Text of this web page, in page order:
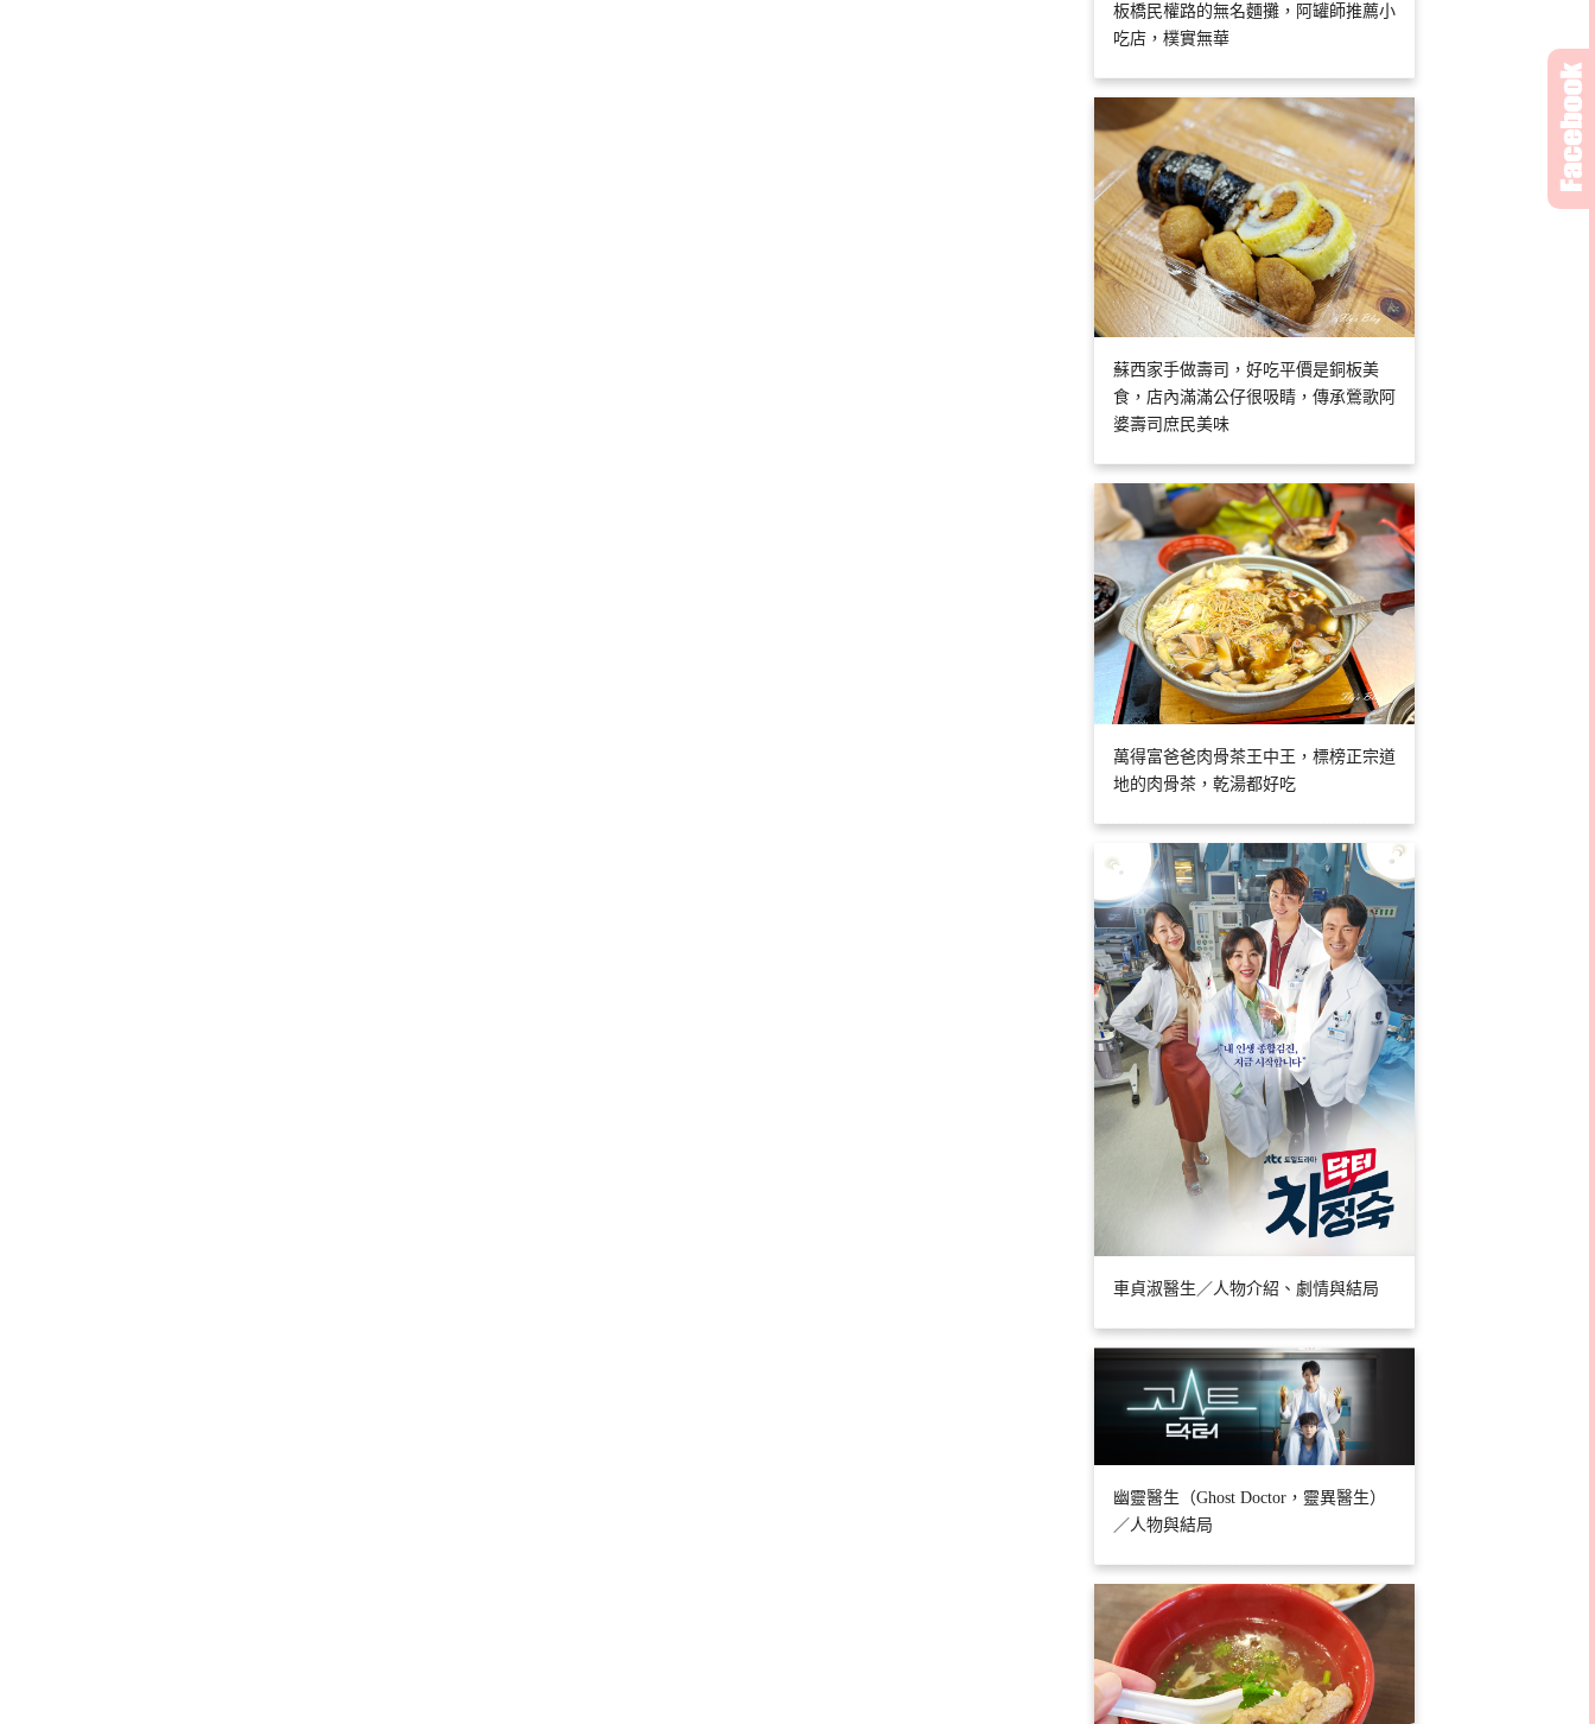
板橋民權路的無名麵攤，阿罐師推薦小
吃店，樸實無華
蘇西家手做壽司，好吃平價是銅板美
食，店內滿滿公仔很吸睛，傳承鶯歌阿
婆壽司庶民美味
萬得富爸爸肉骨茶王中王，標榜正宗道
地的肉骨茶，乾湯都好吃
車貞淑醫生／人物介紹、劇情與結局
幽靈醫生（Ghost Doctor，靈異醫生）
／人物與結局